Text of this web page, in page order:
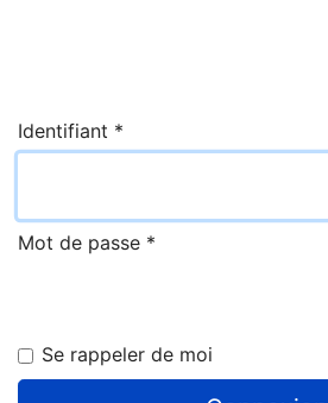
Identifiant *
Mot de passe *
Se rappeler de moi